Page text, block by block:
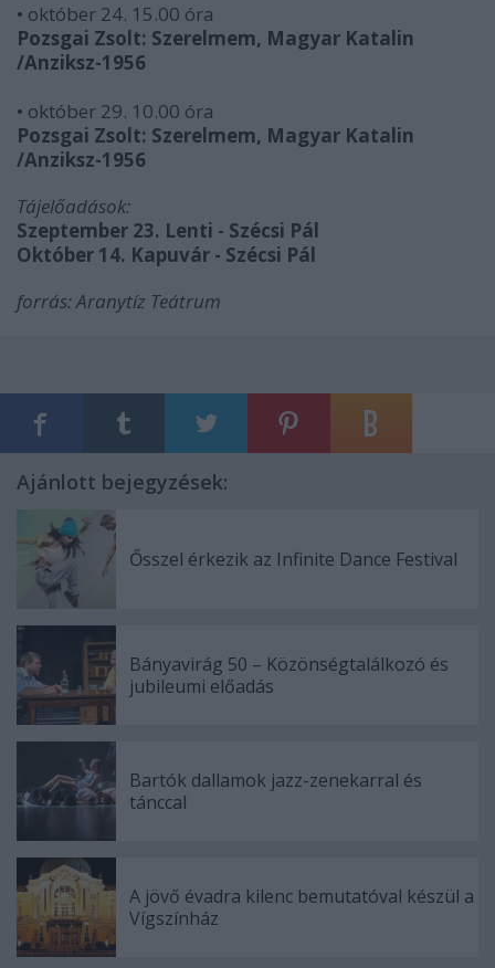
• október 24. 15.00 óra
Pozsgai Zsolt: Szerelmem, Magyar Katalin
/Anziksz-1956
• október 29. 10.00 óra
Pozsgai Zsolt: Szerelmem, Magyar Katalin
/Anziksz-1956
Tájelőadások:
Szeptember 23. Lenti - Szécsi Pál
Október 14. Kapuvár - Szécsi Pál
forrás: Aranytíz Teátrum
Ajánlott bejegyzések:
Ősszel érkezik az Infinite Dance Festival
Bányavirág 50 – Közönségtalálkozó és
jubileumi előadás
Bartók dallamok jazz-zenekarral és
tánccal
A jövő évadra kilenc bemutatóval készül a
Vígszínház